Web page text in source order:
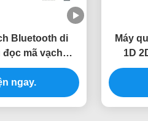
Bluetooth di
đọc mã vạch
cho kiểm kê
ngay.
Máy
1D